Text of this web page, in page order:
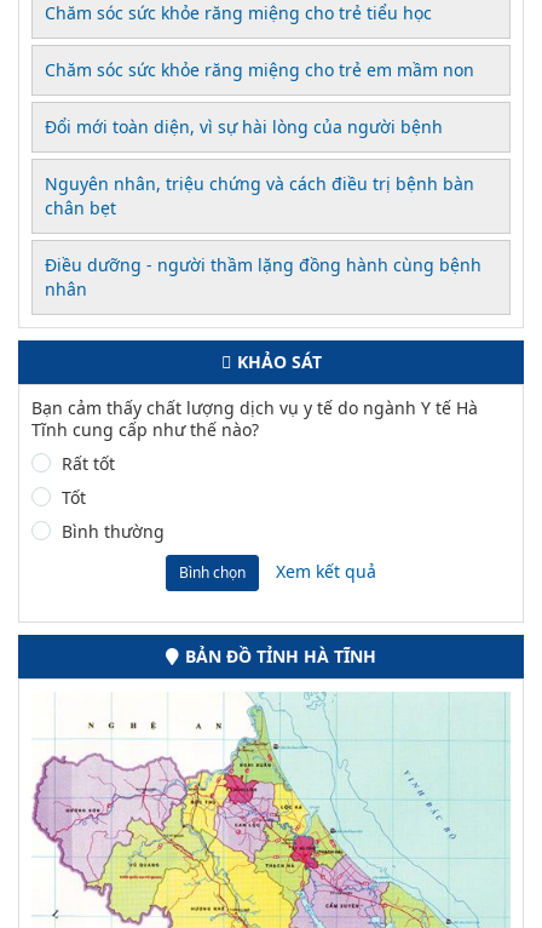
Chăm sóc sức khỏe răng miệng cho trẻ tiểu học
Chăm sóc sức khỏe răng miệng cho trẻ em mầm non
Đổi mới toàn diện, vì sự hài lòng của người bệnh
Nguyên nhân, triệu chứng và cách điều trị bệnh bàn
chân bẹt
Điều dưỡng - người thầm lặng đồng hành cùng bệnh
nhân
KHẢO SÁT
Bạn cảm thấy chất lượng dịch vụ y tế do ngành Y tế Hà
Tĩnh cung cấp như thế nào?
Rất tốt
Tốt
Bình thường
Bình chọn Xem kết quả
BẢN ĐỒ TỈNH HÀ TĨNH